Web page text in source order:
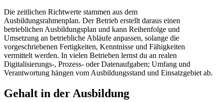
Die zeitlichen Richtwerte stammen aus dem
Ausbildungsrahmenplan. Der Betrieb erstellt daraus einen
betrieblichen Ausbildungsplan und kann Reihenfolge und
Umsetzung an betriebliche Abläufe anpassen, solange die
vorgeschriebenen Fertigkeiten, Kenntnisse und Fähigkeiten
vermittelt werden. In vielen Betrieben lernst du an realen
Digitalisierungs-, Prozess- oder Datenaufgaben; Umfang und
Verantwortung hängen vom Ausbildungsstand und Einsatzgebiet ab.
Gehalt in der Ausbildung